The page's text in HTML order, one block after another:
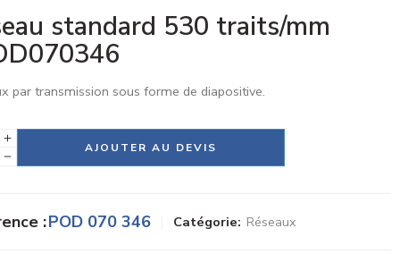
standard 530 traits/mm
par transmission sous forme de diapositive.
AJOUTER AU DEVIS
:POD 070 346 Catégorie: Réseaux